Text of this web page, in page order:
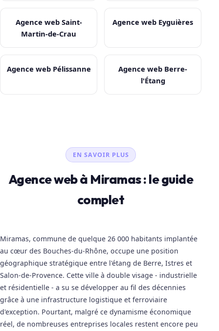
Agence web Saint-
Martin-de-Crau
Agence web Eyguières
Agence web Pélissanne
Agence web Berre-
l'Étang
EN SAVOIR PLUS
Agence web à Miramas : le guide
complet
Miramas, commune de quelque 26 000 habitants implantée
au cœur des Bouches-du-Rhône, occupe une position
géographique stratégique entre l'étang de Berre, Istres et
Salon-de-Provence. Cette ville à double visage - industrielle
et résidentielle - a su se développer au fil des décennies
grâce à une infrastructure logistique et ferroviaire
d'exception. Pourtant, malgré ce dynamisme économique
réel, de nombreuses entreprises locales restent encore peu